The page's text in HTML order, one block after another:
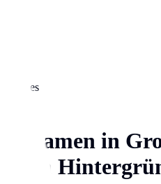
surnames
in